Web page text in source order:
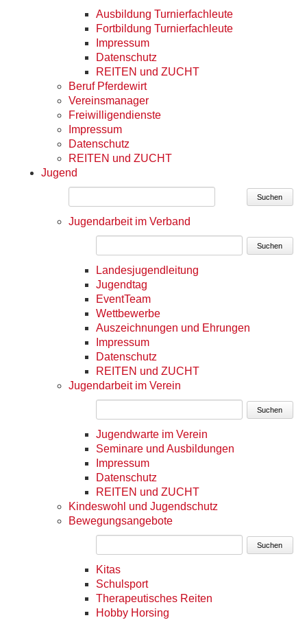
Ausbildung Turnierfachleute
Fortbildung Turnierfachleute
Impressum
Datenschutz
REITEN und ZUCHT
Beruf Pferdewirt
Vereinsmanager
Freiwilligendienste
Impressum
Datenschutz
REITEN und ZUCHT
Jugend
Suchen
Jugendarbeit im Verband
Suchen
Landesjugendleitung
Jugendtag
EventTeam
Wettbewerbe
Auszeichnungen und Ehrungen
Impressum
Datenschutz
REITEN und ZUCHT
Jugendarbeit im Verein
Suchen
Jugendwarte im Verein
Seminare und Ausbildungen
Impressum
Datenschutz
REITEN und ZUCHT
Kindeswohl und Jugendschutz
Bewegungsangebote
Suchen
Kitas
Schulsport
Therapeutisches Reiten
Hobby Horsing